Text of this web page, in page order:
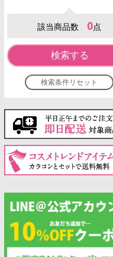
該当商品数 0点
検索する
検索条件リセット